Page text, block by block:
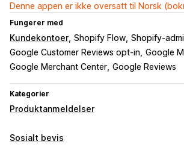
Denne appen er ikke oversatt til Norsk
Fungerer med
Kundekontoer Shopify Flow Shopify-
Google Customer Reviews opt-in Google
Google Merchant Center Google Reviews
Kategorier
Produktanmeldelser
Visningsalternativer
Sosialt bevis